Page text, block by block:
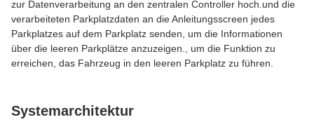
zur Datenverarbeitung an den zentralen Controller hoch.und die
verarbeiteten Parkplatzdaten an die Anleitungsscreen jedes
Parkplatzes auf dem Parkplatz senden, um die Informationen
über die leeren Parkplätze anzuzeigen., um die Funktion zu
erreichen, das Fahrzeug in den leeren Parkplatz zu führen.
Systemarchitektur